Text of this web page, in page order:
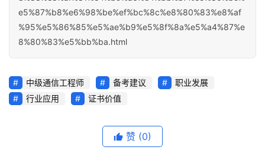
e5%87%b8%e6%98%be%ef%bc%8c%e8%80%83%e8%af
%95%e5%86%85%e5%ae%b9%e5%8f%8a%e5%a4%87%e
8%80%83%e5%bb%ba.html
中级通信工程师 备考建议
职业发展
行业应用
证书价值
赞 (0)